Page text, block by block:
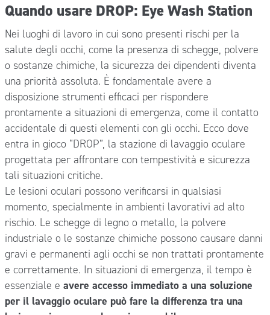
Quando usare DROP: Eye Wash Station
Nei luoghi di lavoro in cui sono presenti rischi per la
salute degli occhi, come la presenza di schegge, polvere
o sostanze chimiche, la sicurezza dei dipendenti diventa
una priorità assoluta. È fondamentale avere a
disposizione strumenti efficaci per rispondere
prontamente a situazioni di emergenza, come il contatto
accidentale di questi elementi con gli occhi. Ecco dove
entra in gioco “DROP”, la stazione di lavaggio oculare
progettata per affrontare con tempestività e sicurezza
tali situazioni critiche.
Le lesioni oculari possono verificarsi in qualsiasi
momento, specialmente in ambienti lavorativi ad alto
rischio. Le schegge di legno o metallo, la polvere
industriale o le sostanze chimiche possono causare danni
gravi e permanenti agli occhi se non trattati prontamente
e correttamente. In situazioni di emergenza, il tempo è
essenziale e avere accesso immediato a una soluzione
per il lavaggio oculare può fare la differenza tra una